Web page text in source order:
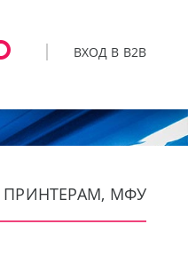
ВХОД В B2B
ПРИНТЕРАМ, МФУ